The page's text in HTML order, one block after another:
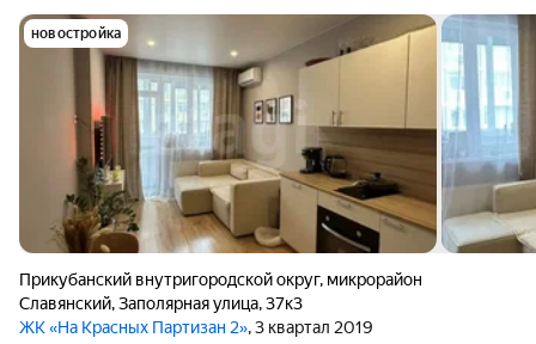
новостройка
Прикубанский внутригородской округ, микрорайон
Славянский,Заполярная улица,37к3
ЖК «На Красных Партизан 2», 3 квартал 2019